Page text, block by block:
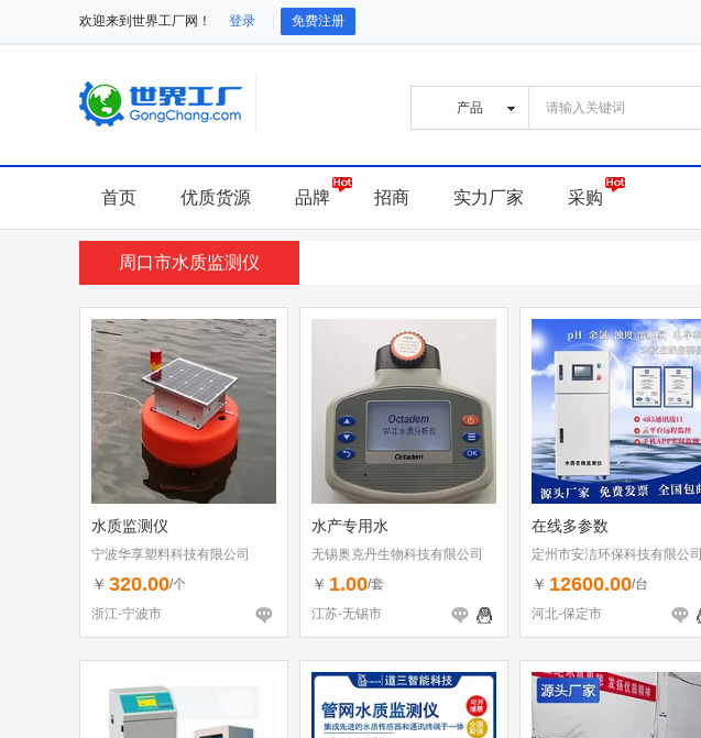
欢迎来到世界工厂网！ 登录 免费注册
首页 优质货源 品牌 招商 实力厂家 采购
周口市水质监测仪
水质监测仪
宁波华享塑料科技有限公司
￥ 320.00/个
浙江-宁波市
水产专用水
无锡奥克丹生物科技有限公司
￥ 1.00/套
江苏-无锡市
在线多参数
定州市安洁环保科技有限公司
￥ 12600.00/台
河北-保定市